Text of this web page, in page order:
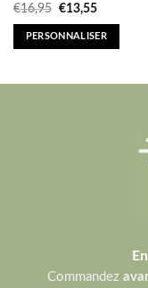
€16,95 Original
was:
€16,95.
€13,55Current
is:
€13,55.
PERSONNALISER
Commandez